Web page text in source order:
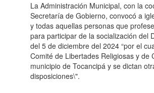
La Administración Municipal, con la
Secretaría de Gobierno, convocó a
y todas aquellas personas que
para participar de la socialización del
del 5 de diciembre del 2024 “por el
Comité de Libertades Religiosas y de
municipio de Tocancipá y se dictan
disposiciones\".